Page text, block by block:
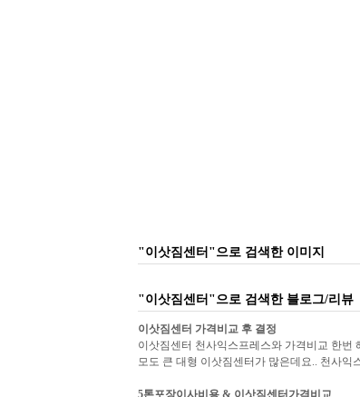
"이삿짐센터"으로 검색한 이미지
"이삿짐센터"으로 검색한 블로그/리뷰
이삿짐센터 가격비교 후 결정
이삿짐센터 천사익스프레스와 가격비교 한번
모도 큰 대형 이삿짐센터가 많은데요.. 천사익
5톤포장이사비용 & 이삿짐센터 가격비교